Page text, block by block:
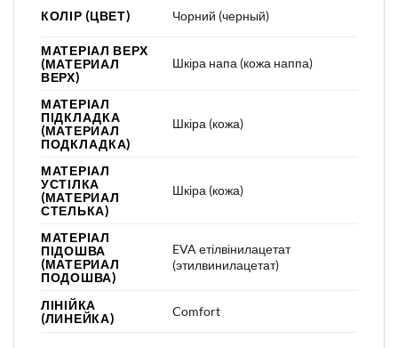
КОЛІР (ЦВЕТ) Чорний (черный)
МАТЕРІАЛ ВЕРХ
(МАТЕРИАЛ
ВЕРХ)
Шкіра напа (кожа наппа)
МАТЕРІАЛ
ПІДКЛАДКА
(МАТЕРИАЛ
ПОДКЛАДКА)
Шкіра (кожа)
МАТЕРІАЛ
УСТІЛКА
(МАТЕРИАЛ
СТЕЛЬКА)
Шкіра (кожа)
МАТЕРІАЛ
ПІДОШВА
(МАТЕРИАЛ
ПОДОШВА)
EVA етілвінилацетат
(этилвинилацетат)
ЛІНІЙКА
(ЛИНЕЙКА)
Comfort